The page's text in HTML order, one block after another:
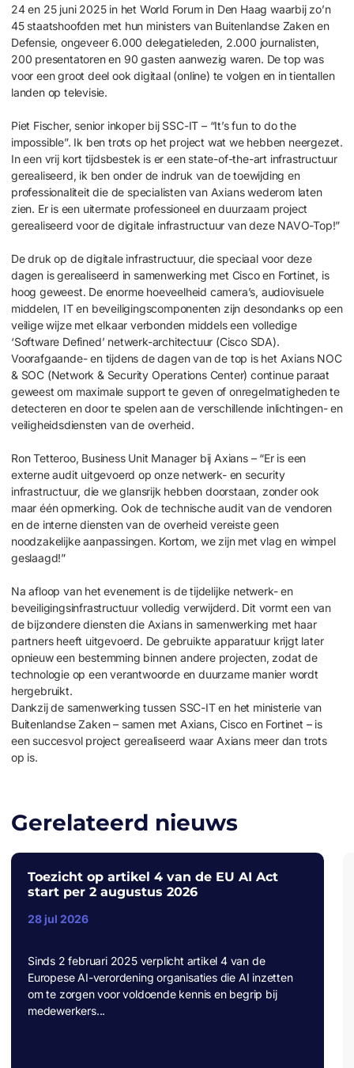
24 en 25 juni 2025 in het World Forum in Den Haag waarbij zo’n
45 staatshoofden met hun ministers van Buitenlandse Zaken en
Defensie, ongeveer 6.000 delegatieleden, 2.000 journalisten,
200 presentatoren en 90 gasten aanwezig waren. De top was
voor een groot deel ook digitaal (online) te volgen en in tientallen
landen op televisie.
Piet Fischer, senior inkoper bij SSC-IT – “It’s fun to do the
impossible”. Ik ben trots op het project wat we hebben neergezet.
In een vrij kort tijdsbestek is er een state-of-the-art infrastructuur
gerealiseerd, ik ben onder de indruk van de toewijding en
professionaliteit die de specialisten van Axians wederom laten
zien. Er is een uitermate professioneel en duurzaam project
gerealiseerd voor de digitale infrastructuur van deze NAVO-Top!”
De druk op de digitale infrastructuur, die speciaal voor deze
dagen is gerealiseerd in samenwerking met Cisco en Fortinet, is
hoog geweest. De enorme hoeveelheid camera’s, audiovisuele
middelen, IT en beveiligingscomponenten zijn desondanks op een
veilige wijze met elkaar verbonden middels een volledige
‘Software Defined’ netwerk-architectuur (Cisco SDA).
Voorafgaande- en tijdens de dagen van de top is het Axians NOC
& SOC (Network & Security Operations Center) continue paraat
geweest om maximale support te geven of onregelmatigheden te
detecteren en door te spelen aan de verschillende inlichtingen- en
veiligheidsdiensten van de overheid.
Ron Tetteroo, Business Unit Manager bij Axians – “Er is een
externe audit uitgevoerd op onze netwerk- en security
infrastructuur, die we glansrijk hebben doorstaan, zonder ook
maar één opmerking. Ook de technische audit van de vendoren
en de interne diensten van de overheid vereiste geen
noodzakelijke aanpassingen. Kortom, we zijn met vlag en wimpel
geslaagd!”
Na afloop van het evenement is de tijdelijke netwerk- en
beveiligingsinfrastructuur volledig verwijderd. Dit vormt een van
de bijzondere diensten die Axians in samenwerking met haar
partners heeft uitgevoerd. De gebruikte apparatuur krijgt later
opnieuw een bestemming binnen andere projecten, zodat de
technologie op een verantwoorde en duurzame manier wordt
hergebruikt.
Dankzij de samenwerking tussen SSC-IT en het ministerie van
Buitenlandse Zaken – samen met Axians, Cisco en Fortinet – is
een succesvol project gerealiseerd waar Axians meer dan trots
op is.
Gerelateerd nieuws
Toezicht op artikel 4 van de EU AI Act
start per 2 augustus 2026
28 jul 2026
Sinds 2 februari 2025 verplicht artikel 4 van de
Europese AI-verordening organisaties die AI inzetten
om te zorgen voor voldoende kennis en begrip bij
medewerkers...